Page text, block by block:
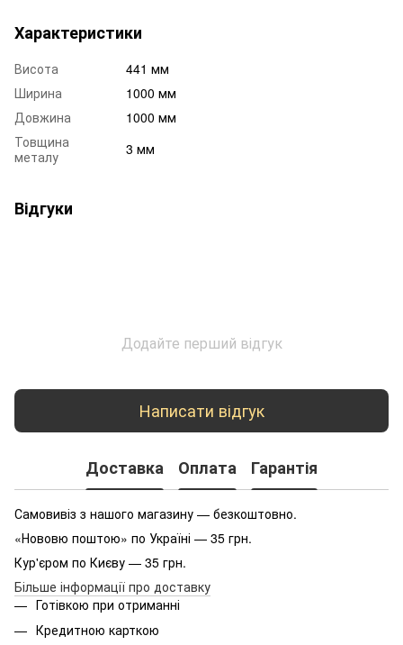
Характеристики
Висота
441 мм
Ширина
1000 мм
Довжина
1000 мм
Товщина
металу
3 мм
Відгуки
Додайте перший відгук
Написати відгук
Доставка Оплата Гарантія
Самовивіз з нашого магазину — безкоштовно.
«Нововю поштою» по Україні — 35 грн.
Кур'єром по Києву — 35 грн.
Більше інформації про доставку
Готівкою при отриманні
Кредитною карткою